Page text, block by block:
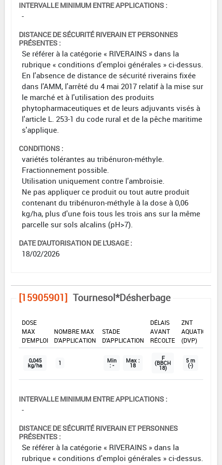
INTERVALLE MINIMUM ENTRE APPLICATIONS :
-
DISTANCE DE SÉCURITÉ RIVERAIN ET PERSONNES
PRÉSENTES :
Se référer à la catégorie « RIVERAINS » dans la
rubrique « conditions d'emploi générales » ci-dessus.
En l'absence de distance de sécurité riverains fixée
dans l'AMM, l'arrêté du 4 mai 2017 relatif à la mise sur
le marché et à l'utilisation des produits
phytopharmaceutiques et de leurs adjuvants visés à
l'article L. 253-1 du code rural et de la pêche maritime
s'applique.
CONDITIONS :
variétés tolérantes au tribénuron-méthyle.
Fractionnement possible.
Utilisation uniquement contre l'ambroisie.
Ne pas appliquer ce produit ou tout autre produit
contenant du tribénuron-méthyle à la dose à 0,06
kg/ha, plus d'une fois tous les trois ans sur la même
parcelle sur sols alcalins (pH>7).
DATE D'AUTORISATION DE L'USAGE :
18/02/2026
[15905901] Tournesol*Désherbage
DOSE
MAX
D'EMPLOI
NOMBRE MAX
D'APPLICATION
STADE
D'APPLICATION
DÉLAIS
AVANT
RÉCOLTE
ZNT
AQUATIQUE
(DVP)
0,045
kg/ha 1 Min
: -
Max :
18
F
(BBCH
18)
5 m
(-)
INTERVALLE MINIMUM ENTRE APPLICATIONS :
-
DISTANCE DE SÉCURITÉ RIVERAIN ET PERSONNES
PRÉSENTES :
Se référer à la catégorie « RIVERAINS » dans la
rubrique « conditions d'emploi générales » ci-dessus.